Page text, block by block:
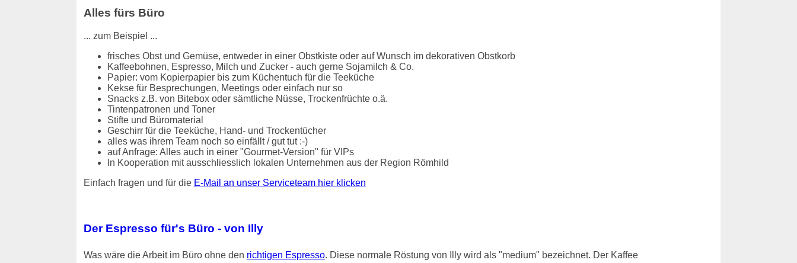
Alles fürs Büro
... zum Beispiel ...
frisches Obst und Gemüse, entweder in einer Obstkiste oder auf Wunsch im dekorativen Obstkorb
Kaffeebohnen, Espresso, Milch und Zucker - auch gerne Sojamilch & Co.
Papier: vom Kopierpapier bis zum Küchentuch für die Teeküche
Kekse für Besprechungen, Meetings oder einfach nur so
Snacks z.B. von Bitebox oder sämtliche Nüsse, Trockenfrüchte o.ä.
Tintenpatronen und Toner
Stifte und Büromaterial
Geschirr für die Teeküche, Hand- und Trockentücher
alles was ihrem Team noch so einfällt / gut tut :-)
auf Anfrage: Alles auch in einer "Gourmet-Version" für VIPs
In Kooperation mit ausschliesslich lokalen Unternehmen aus der Region Römhild
Einfach fragen und für die E-Mail an unser Serviceteam hier klicken
Der Espresso für's Büro - von Illy
Was wäre die Arbeit im Büro ohne den richtigen Espresso. Diese normale Röstung von Illy wird als "medium" bezeichnet. Der Kaffee